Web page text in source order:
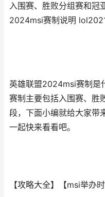
入围赛、胜败分组赛和冠
2024msi赛制说明
英雄联盟2024msi赛制是
赛制主要包括入围赛、胜
段，下面小编就给大家带
一起快来看看吧。
【攻略大全】【msi举办时